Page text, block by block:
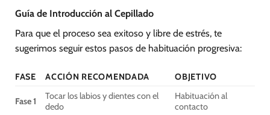
Guía de Introducción al Cepillado
Para que el proceso sea exitoso y libre de estrés, te
sugerimos seguir estos pasos de habituación progresiva:
FASE ACCIÓN RECOMENDADA OBJETIVO
Fase 1
Tocar los labios y dientes con el
dedo
Habituación al
contacto